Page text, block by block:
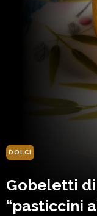
DOLCI
Gobeletti
“pasticcini